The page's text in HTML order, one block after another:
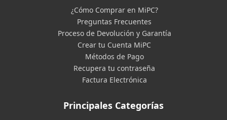
¿Cómo Comprar en MiPC?
Preguntas Frecuentes
Proceso de Devolución y Garantía
Crear tu Cuenta MiPC
Métodos de Pago
Recupera tu contraseña
Factura Electrónica
Principales Categorías